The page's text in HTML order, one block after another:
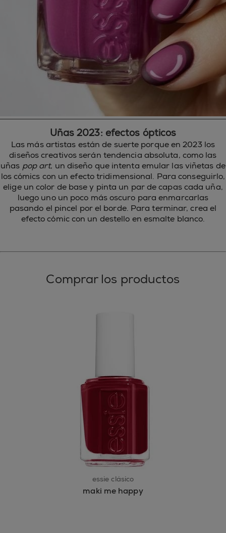
Uñas 2023: efectos ópticos
Las más artistas están de suerte porque en 2023 los
diseños creativos serán tendencia absoluta, como las
uñas pop art, un diseño que intenta emular las viñetas de
los cómics con un efecto tridimensional. Para conseguirlo,
elige un color de base y pinta un par de capas cada uña,
luego uno un poco más oscuro para enmarcarlas
pasando el pincel por el borde. Para terminar, crea el
efecto cómic con un destello en esmalte blanco.
Comprar los productos
essie clásico
maki me happy